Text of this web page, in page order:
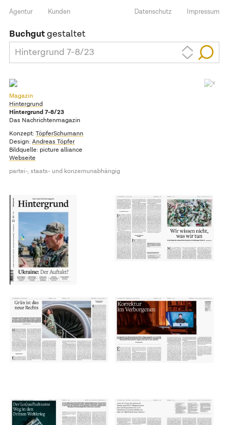
Agentur Kunden Impressum
Datenschutz
Buchgutgestaltet
Hintergrund 7-8/23
Magazin
Hintergrund
Hintergrund 7-8/23
Das Nachrichtenmagazin
Konzept: TöpferSchumann
Design: Andreas Töpfer
Bildquelle: picture alliance
Webseite
partei-, staats- und konzernunabhängig